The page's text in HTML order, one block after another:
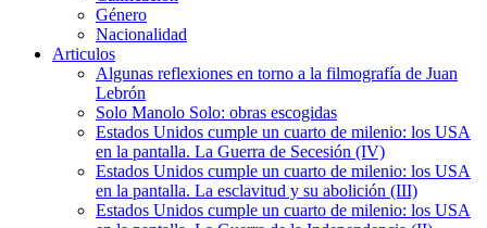
Género
Nacionalidad
Articulos
Algunas reflexiones en torno a la filmografía de Juan
Lebrón
Solo Manolo Solo: obras escogidas
Estados Unidos cumple un cuarto de milenio: los USA
en la pantalla. La Guerra de Secesión (IV)
Estados Unidos cumple un cuarto de milenio: los USA
en la pantalla. La esclavitud y su abolición (III)
Estados Unidos cumple un cuarto de milenio: los USA